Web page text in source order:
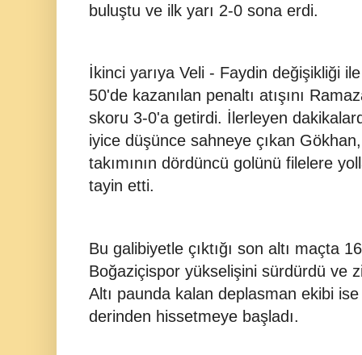
buluştu ve ilk yarı 2-0 sona erdi.
İkinci yarıya Veli - Faydin değişikliği
50'de kazanılan penaltı atışını
skoru 3-0'a getirdi. İlerleyen
iyice düşünce sahneye çıkan
takımının dördüncü golünü filelere
tayin etti.
Bu galibiyetle çıktığı son altı maçta
Boğaziçispor yükselişini sürdürdü ve
Altı paunda kalan deplasman ekibi
derinden hissetmeye başladı.